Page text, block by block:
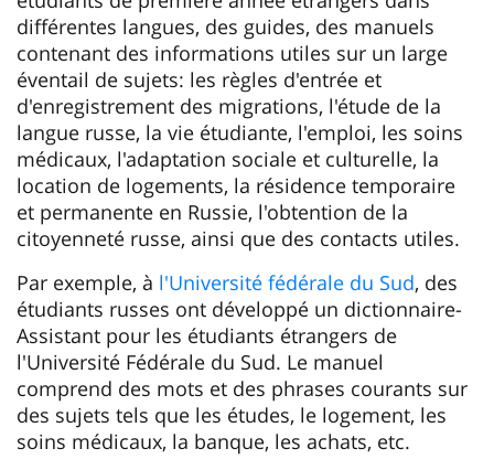
différentes langues, des guides, des manuels
contenant des informations utiles sur un large
éventail de sujets: les règles d'entrée et
d'enregistrement des migrations, l'étude de la
langue russe, la vie étudiante, l'emploi, les soins
médicaux, l'adaptation sociale et culturelle, la
location de logements, la résidence temporaire
et permanente en Russie, l'obtention de la
citoyenneté russe, ainsi que des contacts utiles.
Par exemple, à l'Université fédérale du Sud, des
étudiants russes ont développé un dictionnaire-
Assistant pour les étudiants étrangers de
l'Université Fédérale du Sud. Le manuel
comprend des mots et des phrases courants sur
des sujets tels que les études, le logement, les
soins médicaux, la banque, les achats, etc.